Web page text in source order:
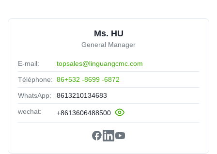
Ms. HU
General Manager
E-mail: topsales@linguangcmc.com
Téléphone: 86+532 -8699 -6872
WhatsApp: 8613210134683
wechat: +8613606488500